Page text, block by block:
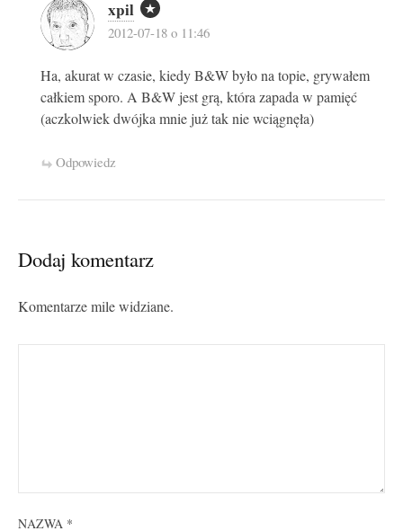
xpil
2012-07-18 o 11:46
Ha, akurat w czasie, kiedy B&W było na topie, grywałem
całkiem sporo. A B&W jest grą, która zapada w pamięć
(aczkolwiek dwójka mnie już tak nie wciągnęła)
Odpowiedz
Dodaj komentarz
Komentarze mile widziane.
NAZWA *